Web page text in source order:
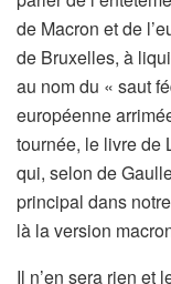
de Macron et de
de Bruxelles, à
au nom du « saut
européenne
tournée, le livre de
qui, selon de
principal dans
là la version
Il n’en sera rien et